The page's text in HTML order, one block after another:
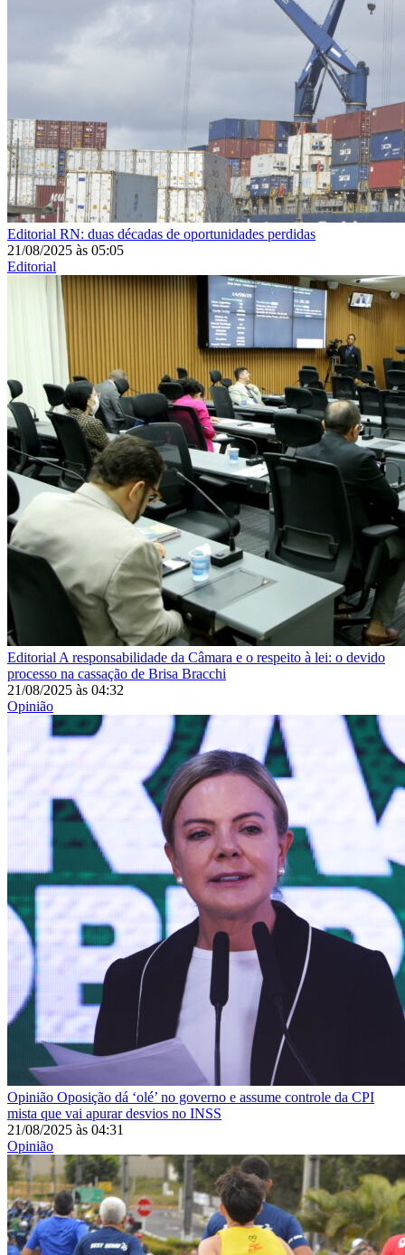
Editorial RN: duas décadas de oportunidades perdidas
21/08/2025 às 05:05
Editorial
Editorial A responsabilidade da Câmara e o respeito à lei: o devido
processo na cassação de Brisa Bracchi
21/08/2025 às 04:32
Opinião
Opinião Oposição dá ‘olé’ no governo e assume controle da CPI
mista que vai apurar desvios no INSS
21/08/2025 às 04:31
Opinião